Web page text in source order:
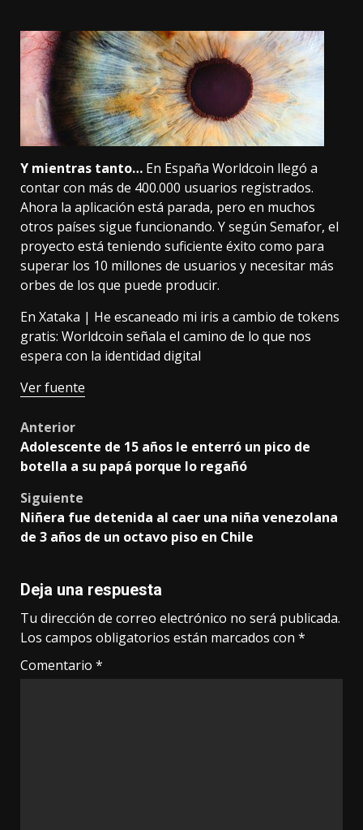
Y mientras tanto… En España Worldcoin llegó a
contar con más de 400.000 usuarios registrados.
Ahora la aplicación está parada, pero en muchos
otros países sigue funcionando. Y según Semafor, el
proyecto está teniendo suficiente éxito como para
superar los 10 millones de usuarios y necesitar más
orbes de los que puede producir.
En Xataka | He escaneado mi iris a cambio de tokens
gratis: Worldcoin señala el camino de lo que nos
espera con la identidad digital
Ver fuente
Post
navigation
Anterior
Adolescente de 15 años le enterró un pico de
botella a su papá porque lo regañó
Siguiente
Niñera fue detenida al caer una niña venezolana
de 3 años de un octavo piso en Chile
Deja una respuesta
Tu dirección de correo electrónico no será publicada.
Los campos obligatorios están marcados con *
Comentario *